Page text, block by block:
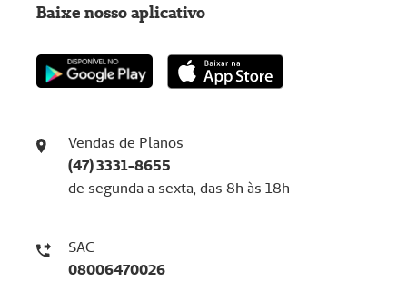
Vendas de Planos
(47) 3331-8655
de segunda a sexta, das 8h às 18h
SAC
08006470026
Baixe nosso aplicativo